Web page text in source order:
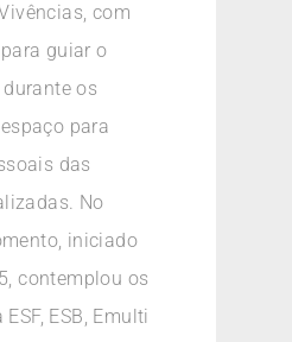
com
guiar o
os
para
das
No
iniciado
contemplou os
ESB, Emulti